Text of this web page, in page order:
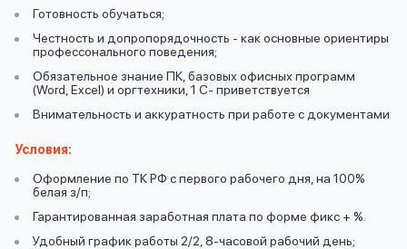
Готовность обучаться;
Честность и допропорядочность - как основные ориентиры
профессонального поведения;
Обязательное знание ПК, базовых офисных программ
(Word, Excel) и оргтехники, 1 С- приветствуется
Внимательность и аккуратность при работе с документами
Условия:
Оформление по ТК РФ с первого рабочего дня, на 100%
белая з/п;
Гарантированная заработная плата по форме фикс + %.
Удобный график работы 2/2, 8-часовой рабочий день;
вопросы